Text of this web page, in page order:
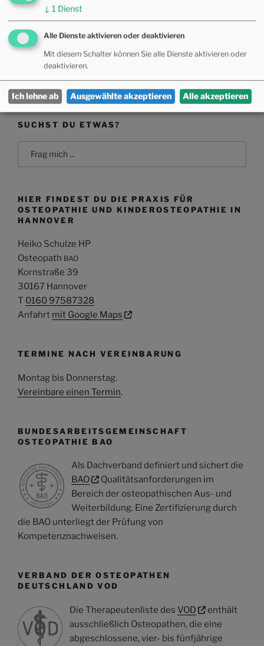
Zertifikat kann unter
eingesehen werden.
Zuletzt bearbeitet am 9. Juni 2026 um 13:00 Uhr.
SUCHST DU ETWAS?
Search
for:
HIER FINDEST DU DIE PRAXIS FÜR
OSTEOPATHIE UND KINDEROSTEOPATHIE IN
HANNOVER
Heiko Schulze HP
Osteopath BAO
Kornstraße 39
30167 Hannover
T 0160 97587328
Anfahrt mit Google Maps
TERMINE NACH VEREINBARUNG
Montag bis Donnerstag.
Vereinbare einen Termin.
BUNDESARBEITSGEMEINSCHAFT
OSTEOPATHIE BAO
Als Dachverband definiert und sichert die
BAO
Qualitätsanforderungen im
Bereich der osteopathischen Aus- und
Weiterbildung. Eine Zertifizierung durch
die BAO unterliegt der Prüfung von
Kompetenznachweisen.
VERBAND DER OSTEOPATHEN
DEUTSCHLAND VOD
Die Therapeutenliste des VOD
enthält
ausschließlich Osteopathen, die eine
abgeschlossene, vier- bis fünfjährige
↓ 1 Dienst
Alle Dienste aktivieren oder deaktivieren
Mit diesem Schalter können Sie alle Dienste aktivieren oder
deaktivieren.
Ich lehne ab Ausgewählte akzeptieren Alle akzeptieren